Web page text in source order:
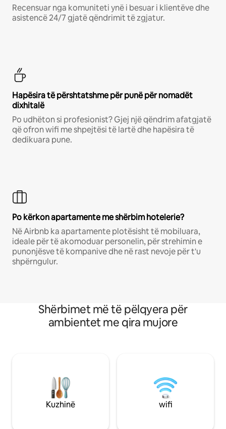
Recensuar nga komuniteti ynë i besuar i klientëve dhe
asistencë 24/7 gjatë qëndrimit të zgjatur.
Hapësira të përshtatshme për punë për nomadët
dixhitalë
Po udhëton si profesionist? Gjej një qëndrim afatgjatë
që ofron wifi me shpejtësi të lartë dhe hapësira të
dedikuara pune.
Po kërkon apartamente me shërbim hotelerie?
Në Airbnb ka apartamente plotësisht të mobiluara,
ideale për të akomoduar personelin, për strehimin e
punonjësve të kompanive dhe në rast nevoje për t'u
shpërngulur.
Shërbimet më të pëlqyera për
ambientet me qira mujore
Kuzhinë wifi